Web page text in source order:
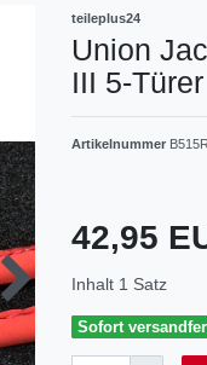
teileplus24
Union
III 5-
Artikelnummer B515R
42,95
Inhalt 1 Satz
Sofort